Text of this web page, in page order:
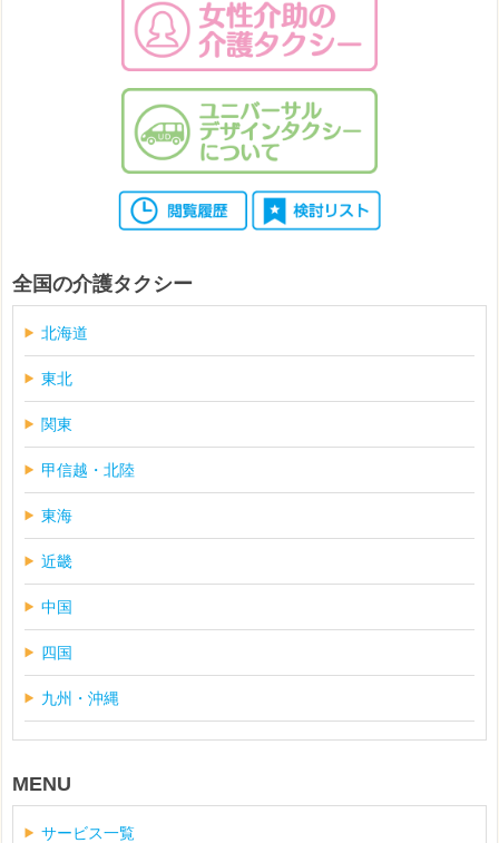
全国の介護タクシー
北海道
東北
関東
甲信越・北陸
東海
近畿
中国
四国
九州・沖縄
MENU
サービス一覧